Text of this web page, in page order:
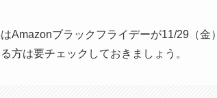
Amazonブラックフライデーが11/29（
方は要チェックしておきましょう。